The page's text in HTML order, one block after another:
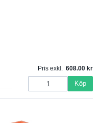
Pris exkl. 608.00
Köp